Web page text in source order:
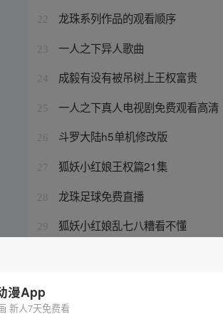
22 龙珠系列作品的观看顺序
23 一人之下异人歌曲
24 成毅有没有被吊树上王权富贵
25 一人之下真人电视剧免费观看高清
26 斗罗大陆h5单机修改版
27 狐妖小红娘王权篇21集
28 龙珠足球免费直播
29 狐妖小红娘乱七八糟看不懂
漫App
新人7天免费看